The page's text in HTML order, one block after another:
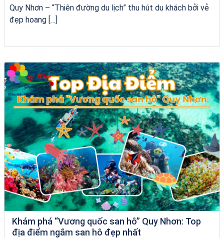
Quy Nhơn – “Thiên đường du lịch” thu hút du khách bởi vẻ
đẹp hoang […]
tour ghép Hòn Khô
Khám phá “Vương quốc san hô” Quy Nhơn: Top
địa điểm ngắm san hô đẹp nhất